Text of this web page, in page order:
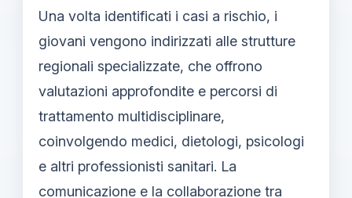
Una volta identificati i casi a rischio, i
giovani vengono indirizzati alle strutture
regionali specializzate, che offrono
valutazioni approfondite e percorsi di
trattamento multidisciplinare,
coinvolgendo medici, dietologi, psicologi
e altri professionisti sanitari. La
comunicazione e la collaborazione tra